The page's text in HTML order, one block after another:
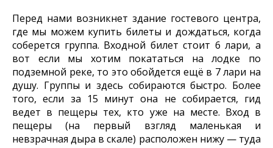
Перед нами возникнет здание гостевого центра,
где мы можем купить билеты и дождаться, когда
соберется группа. Входной билет стоит 6 лари, а
вот если мы хотим покататься на лодке по
подземной реке, то это обойдется ещё в 7 лари на
душу. Группы и здесь собираются быстро. Более
того, если за 15 минут она не собирается, гид
ведет в пещеры тех, кто уже на месте. Вход в
пещеры (на первый взгляд маленькая и
невзрачная дыра в скале) расположен нижу — туда